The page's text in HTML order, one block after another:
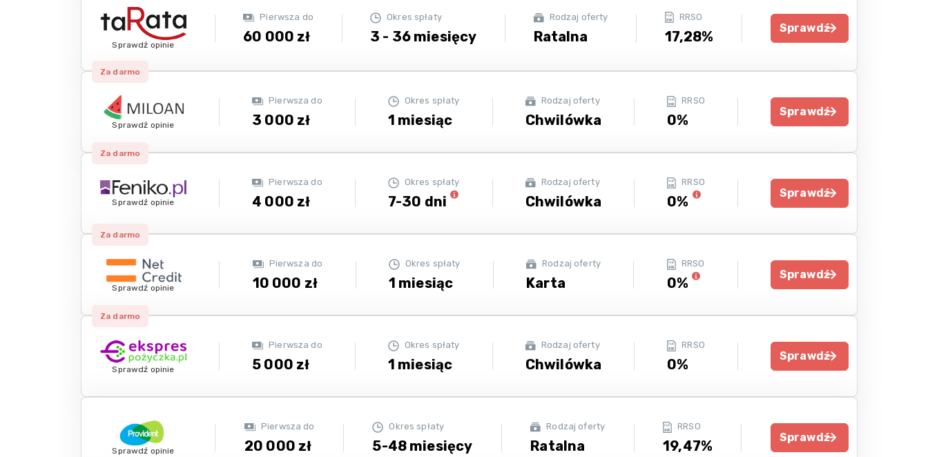
Sprawdź opinie
Pierwsza do
60 000 zł
Okres spłaty
3 - 36 miesięcy
Rodzaj oferty
Ratalna
RRSO
17,28%
Sprawdź
Za darmo
Sprawdź opinie
Pierwsza do
3 000 zł
Okres spłaty
1 miesiąc
Rodzaj oferty
Chwilówka
RRSO
0%
Sprawdź
Za darmo
Sprawdź opinie
Pierwsza do
4 000 zł
Okres spłaty
7-30 dni
Rodzaj oferty
Chwilówka
RRSO
0%
Sprawdź
Za darmo
Sprawdź opinie
Pierwsza do
10 000 zł
Okres spłaty
1 miesiąc
Rodzaj oferty
Karta
RRSO
0%
Sprawdź
Za darmo
Sprawdź opinie
Pierwsza do
5 000 zł
Okres spłaty
1 miesiąc
Rodzaj oferty
Chwilówka
RRSO
0%
Sprawdź
Sprawdź opinie
Pierwsza do
20 000 zł
Okres spłaty
5-48 miesięcy
Rodzaj oferty
Ratalna
RRSO
19,47%
Sprawdź